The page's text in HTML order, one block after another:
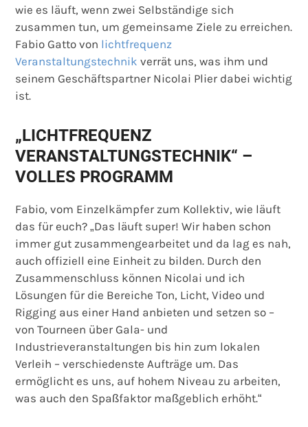
wie es läuft, wenn zwei Selbständige sich
zusammen tun, um gemeinsame Ziele zu erreichen.
Fabio Gatto von lichtfrequenz
Veranstaltungstechnik verrät uns, was ihm und
seinem Geschäftspartner Nicolai Plier dabei wichtig
ist.
„LICHTFREQUENZ
VERANSTALTUNGSTECHNIK“ –
VOLLES PROGRAMM
Fabio, vom Einzelkämpfer zum Kollektiv, wie läuft
das für euch? „Das läuft super! Wir haben schon
immer gut zusammengearbeitet und da lag es nah,
auch offiziell eine Einheit zu bilden. Durch den
Zusammenschluss können Nicolai und ich
Lösungen für die Bereiche Ton, Licht, Video und
Rigging aus einer Hand anbieten und setzen so –
von Tourneen über Gala- und
Industrieveranstaltungen bis hin zum lokalen
Verleih – verschiedenste Aufträge um. Das
ermöglicht es uns, auf hohem Niveau zu arbeiten,
was auch den Spaßfaktor maßgeblich erhöht.“